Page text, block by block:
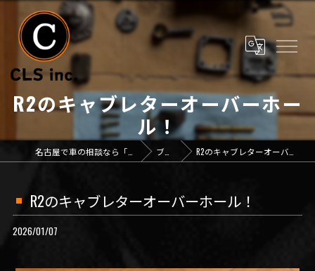
R2のキャブレターオーバーホー
ル！
ブログ R2のキャブレターオーバーホール！
R2のキャブレターオーバーホール！
2026/01/07